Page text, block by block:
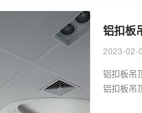
铝扣板
2023-02-
铝扣板吊
铝扣板吊